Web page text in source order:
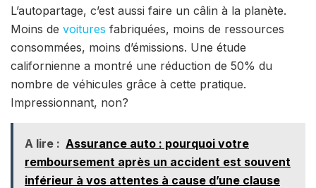
L’autopartage, c’est aussi faire un câlin à la planète.
Moins de voitures fabriquées, moins de ressources
consommées, moins d’émissions. Une étude
californienne a montré une réduction de 50% du
nombre de véhicules grâce à cette pratique.
Impressionnant, non?
A lire : Assurance auto : pourquoi votre
remboursement après un accident est souvent
inférieur à vos attentes à cause d’une clause